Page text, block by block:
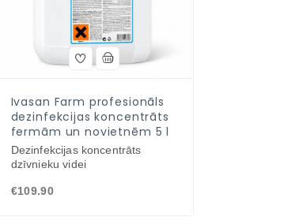
Ivasan Farm profesionāls
dezinfekcijas koncentrāts
fermām un novietnēm 5 l
Dezinfekcijas koncentrāts
dzīvnieku videi
€109.90